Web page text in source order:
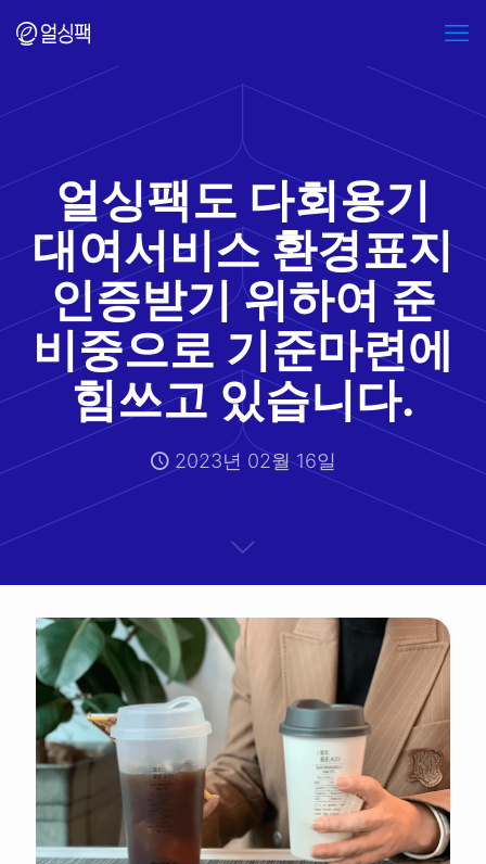
얼싱팩도 다회용기
대여서비스 환경표지
인증받기 위하여 준
비중으로 기준마련에
힘쓰고 있습니다.
2023년 02월 16일